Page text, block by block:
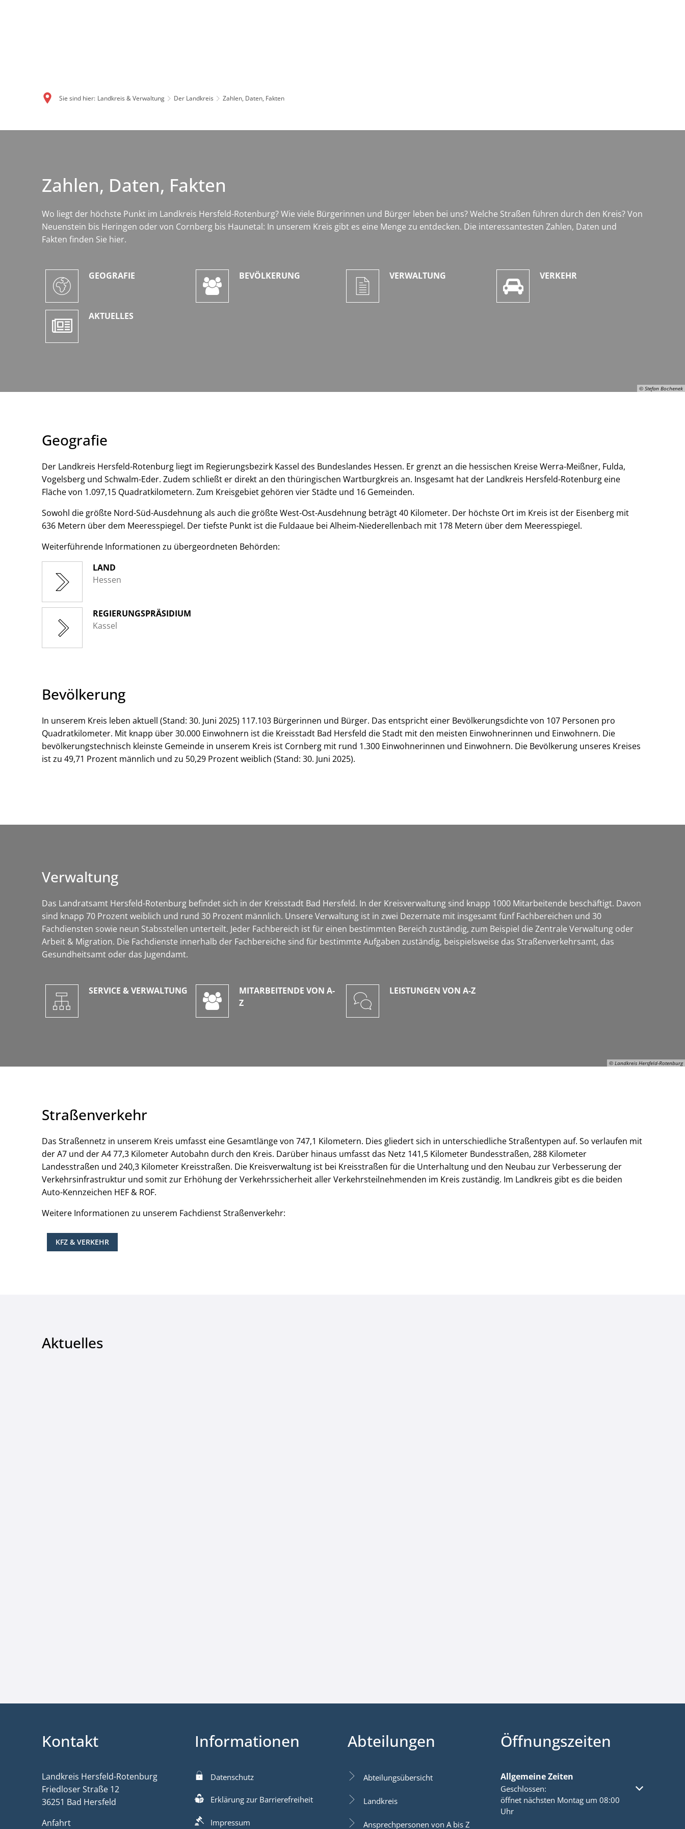
Sie sind hier: Landkreis & Verwaltung Der Landkreis Zahlen, Daten, Fakten
© Stefan Bochenek
Zahlen, Daten, Fakten
Wo liegt der höchste Punkt im Landkreis Hersfeld-Rotenburg? Wie viele Bürgerinnen und Bürger leben bei uns? Welche Straßen führen durch den Kreis? Von
Neuenstein bis Heringen oder von Cornberg bis Haunetal: In unserem Kreis gibt es eine Menge zu entdecken. Die interessantesten Zahlen, Daten und
Fakten finden Sie hier.
GEOGRAFIE BEVÖLKERUNG VERWALTUNG VERKEHR
AKTUELLES
Geografie
Der Landkreis Hersfeld-Rotenburg liegt im Regierungsbezirk Kassel des Bundeslandes Hessen. Er grenzt an die hessischen Kreise Werra-Meißner, Fulda,
Vogelsberg und Schwalm-Eder. Zudem schließt er direkt an den thüringischen Wartburgkreis an. Insgesamt hat der Landkreis Hersfeld-Rotenburg eine
Fläche von 1.097,15 Quadratkilometern. Zum Kreisgebiet gehören vier Städte und 16 Gemeinden.
Sowohl die größte Nord-Süd-Ausdehnung als auch die größte West-Ost-Ausdehnung beträgt 40 Kilometer. Der höchste Ort im Kreis ist der Eisenberg mit
636 Metern über dem Meeresspiegel. Der tiefste Punkt ist die Fuldaaue bei Alheim-Niederellenbach mit 178 Metern über dem Meeresspiegel.
Weiterführende Informationen zu übergeordneten Behörden:
LAND
Hessen
REGIERUNGSPRÄSIDIUM
Kassel
Bevölkerung
In unserem Kreis leben aktuell (Stand: 30. Juni 2025) 117.103 Bürgerinnen und Bürger. Das entspricht einer Bevölkerungsdichte von 107 Personen pro
Quadratkilometer. Mit knapp über 30.000 Einwohnern ist die Kreisstadt Bad Hersfeld die Stadt mit den meisten Einwohnerinnen und Einwohnern. Die
bevölkerungstechnisch kleinste Gemeinde in unserem Kreis ist Cornberg mit rund 1.300 Einwohnerinnen und Einwohnern. Die Bevölkerung unseres Kreises
ist zu 49,71 Prozent männlich und zu 50,29 Prozent weiblich (Stand: 30. Juni 2025).
© Landkreis Hersfeld-Rotenburg
Verwaltung
Das Landratsamt Hersfeld-Rotenburg befindet sich in der Kreisstadt Bad Hersfeld. In der Kreisverwaltung sind knapp 1000 Mitarbeitende beschäftigt. Davon
sind knapp 70 Prozent weiblich und rund 30 Prozent männlich. Unsere Verwaltung ist in zwei Dezernate mit insgesamt fünf Fachbereichen und 30
Fachdiensten sowie neun Stabsstellen unterteilt. Jeder Fachbereich ist für einen bestimmten Bereich zuständig, zum Beispiel die Zentrale Verwaltung oder
Arbeit & Migration. Die Fachdienste innerhalb der Fachbereiche sind für bestimmte Aufgaben zuständig, beispielsweise das Straßenverkehrsamt, das
Gesundheitsamt oder das Jugendamt.
SERVICE & VERWALTUNG
MITARBEITENDE VON A-
Z
LEISTUNGEN VON A-Z
Straßenverkehr
Das Straßennetz in unserem Kreis umfasst eine Gesamtlänge von 747,1 Kilometern. Dies gliedert sich in unterschiedliche Straßentypen auf. So verlaufen mit
der A7 und der A4 77,3 Kilometer Autobahn durch den Kreis. Darüber hinaus umfasst das Netz 141,5 Kilometer Bundesstraßen, 288 Kilometer
Landesstraßen und 240,3 Kilometer Kreisstraßen. Die Kreisverwaltung ist bei Kreisstraßen für die Unterhaltung und den Neubau zur Verbesserung der
Verkehrsinfrastruktur und somit zur Erhöhung der Verkehrssicherheit aller Verkehrsteilnehmenden im Kreis zuständig. Im Landkreis gibt es die beiden
Auto-Kennzeichen HEF & ROF.
Weitere Informationen zu unserem Fachdienst Straßenverkehr:
KFZ & VERKEHR
Aktuelles
Kontakt
Landkreis Hersfeld-Rotenburg
Friedloser Straße 12
36251 Bad Hersfeld
Anfahrt
Informationen
Datenschutz
Erklärung zur Barrierefreiheit
Impressum
Abteilungen
Abteilungsübersicht
Landkreis
Ansprechpersonen von A bis Z
Öffnungszeiten
Allgemeine Zeiten
Klicken, um weitere Öffnungs- oder Schließzeiten
Geschlossen:
öffnet nächsten Montag um 08:00
Uhr